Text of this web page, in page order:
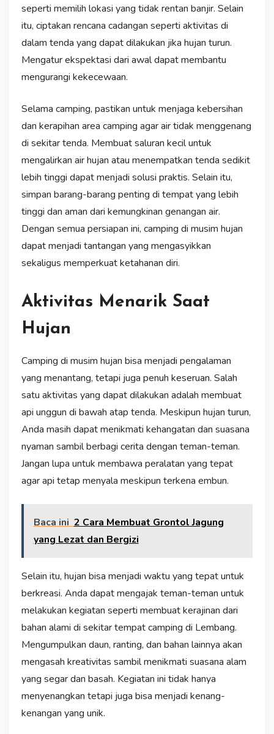
seperti memilih lokasi yang tidak rentan banjir. Selain
itu, ciptakan rencana cadangan seperti aktivitas di
dalam tenda yang dapat dilakukan jika hujan turun.
Mengatur ekspektasi dari awal dapat membantu
mengurangi kekecewaan.
Selama camping, pastikan untuk menjaga kebersihan
dan kerapihan area camping agar air tidak menggenang
di sekitar tenda. Membuat saluran kecil untuk
mengalirkan air hujan atau menempatkan tenda sedikit
lebih tinggi dapat menjadi solusi praktis. Selain itu,
simpan barang-barang penting di tempat yang lebih
tinggi dan aman dari kemungkinan genangan air.
Dengan semua persiapan ini, camping di musim hujan
dapat menjadi tantangan yang mengasyikkan
sekaligus memperkuat ketahanan diri.
Aktivitas Menarik Saat
Hujan
Camping di musim hujan bisa menjadi pengalaman
yang menantang, tetapi juga penuh keseruan. Salah
satu aktivitas yang dapat dilakukan adalah membuat
api unggun di bawah atap tenda. Meskipun hujan turun,
Anda masih dapat menikmati kehangatan dan suasana
nyaman sambil berbagi cerita dengan teman-teman.
Jangan lupa untuk membawa peralatan yang tepat
agar api tetap menyala meskipun terkena embun.
Baca ini 2 Cara Membuat Grontol Jagung
yang Lezat dan Bergizi
Selain itu, hujan bisa menjadi waktu yang tepat untuk
berkreasi. Anda dapat mengajak teman-teman untuk
melakukan kegiatan seperti membuat kerajinan dari
bahan alami di sekitar tempat camping di Lembang.
Mengumpulkan daun, ranting, dan bahan lainnya akan
mengasah kreativitas sambil menikmati suasana alam
yang segar dan basah. Kegiatan ini tidak hanya
menyenangkan tetapi juga bisa menjadi kenang-
kenangan yang unik.